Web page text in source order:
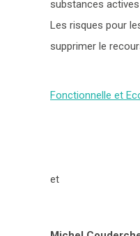
substances
Les risques pour
supprimer le
Fonctionnelle et
et